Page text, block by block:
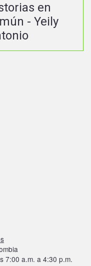
en
- Yeily
7:00 a.m. a 4:30 p.m.